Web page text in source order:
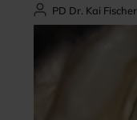
PD Dr. Kai Fischer